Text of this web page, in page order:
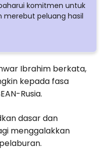
komitmen untuk
merebut peluang hasil
Ibrahim berkata,
kepada fasa
Rusia.
dasar dan
menggalakkan